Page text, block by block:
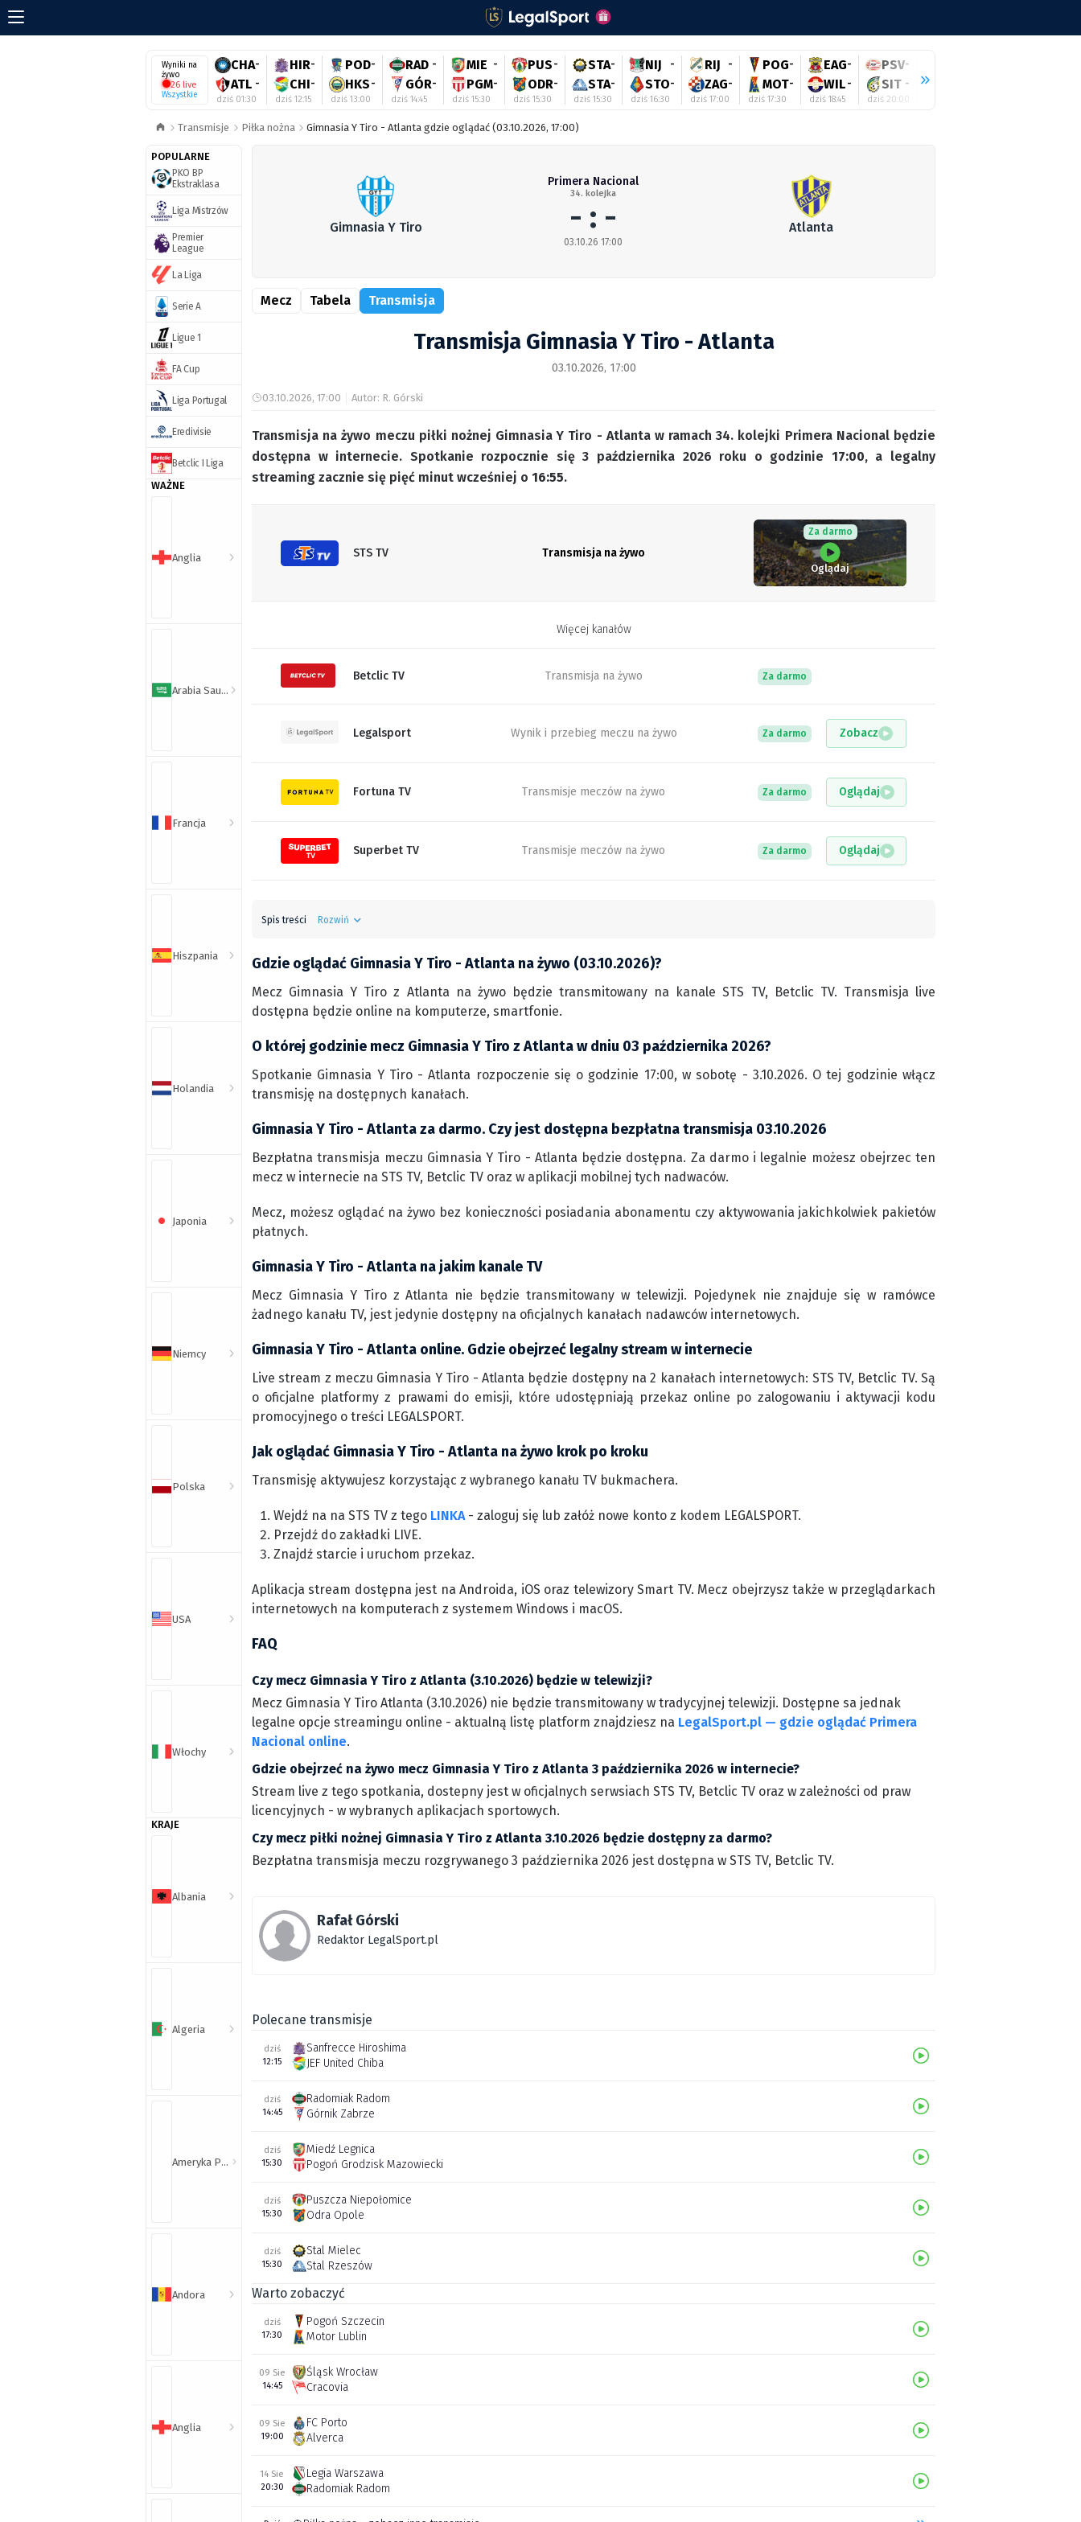
Wyniki na
żywo
26 live
Wszystkie
CHA-
ATL -
dziś 01:30
HIR-
CHI-
dziś 12:15
POD-
HKS-
dziś 13:00
RAD -
GÓR-
dziś 14:45
MIE -
PGM-
dziś 15:30
PUS-
ODR-
dziś 15:30
STA-
STA-
dziś 15:30
NIJ -
STO-
dziś 16:30
RIJ -
ZAG-
dziś 17:00
POG-
MOT-
dziś 17:30
EAG-
WIL-
dziś 18:45
PSV-
SIT -
dziś 20:00
Transmisje Piłka nożna Gimnasia Y Tiro - Atlanta gdzie oglądać (03.10.2026, 17:00)
POPULARNE
PKO BP
Ekstraklasa
Liga Mistrzów
Premier
League
La Liga
Serie A
Ligue 1
FA Cup
Liga Portugal
Eredivisie
Betclic I Liga
WAŻNE
Anglia
Arabia Saudyjska
Francja
Hiszpania
Holandia
Japonia
Niemcy
Polska
USA
Włochy
KRAJE
Albania
Algeria
Ameryka Północna i Południowa
Andora
Anglia
Gimnasia Y Tiro
Primera Nacional
34. kolejka
- : -
03.10.26 17:00
Atlanta
Mecz Tabela Transmisja
Transmisja Gimnasia Y Tiro - Atlanta
03.10.2026, 17:00
03.10.2026, 17:00 Autor: R. Górski
Transmisja na żywo meczu piłki nożnej Gimnasia Y Tiro - Atlanta w ramach 34. kolejki Primera Nacional będzie
dostępna w internecie. Spotkanie rozpocznie się 3 października 2026 roku o godzinie 17:00, a legalny
streaming zacznie się pięć minut wcześniej o 16:55.
STS TV Transmisja na żywo
Za darmo
Oglądaj
Więcej kanałów
Betclic TV Transmisja na żywo Za darmo
Legalsport Wynik i przebieg meczu na żywo Za darmo Zobacz
Fortuna TV Transmisje meczów na żywo Za darmo Oglądaj
Superbet TV Transmisje meczów na żywo Za darmo Oglądaj
Spis treści Rozwiń
Gdzie oglądać Gimnasia Y Tiro - Atlanta na żywo (03.10.2026)?
Mecz Gimnasia Y Tiro z Atlanta na żywo będzie transmitowany na kanale STS TV, Betclic TV. Transmisja live
dostępna będzie online na komputerze, smartfonie.
O której godzinie mecz Gimnasia Y Tiro z Atlanta w dniu 03 października 2026?
Spotkanie Gimnasia Y Tiro - Atlanta rozpoczenie się o godzinie 17:00, w sobotę - 3.10.2026. O tej godzinie włącz
transmisję na dostępnych kanałach.
Gimnasia Y Tiro - Atlanta za darmo. Czy jest dostępna bezpłatna transmisja 03.10.2026
Bezpłatna transmisja meczu Gimnasia Y Tiro - Atlanta będzie dostępna. Za darmo i legalnie możesz obejrzec ten
mecz w internecie na STS TV, Betclic TV oraz w aplikacji mobilnej tych nadwaców.
Mecz, możesz oglądać na żywo bez konieczności posiadania abonamentu czy aktywowania jakichkolwiek pakietów
płatnych.
Gimnasia Y Tiro - Atlanta na jakim kanale TV
Mecz Gimnasia Y Tiro z Atlanta nie będzie transmitowany w telewizji. Pojedynek nie znajduje się w ramówce
żadnego kanału TV, jest jedynie dostępny na oficjalnych kanałach nadawców internetowych.
Gimnasia Y Tiro - Atlanta online. Gdzie obejrzeć legalny stream w internecie
Live stream z meczu Gimnasia Y Tiro - Atlanta będzie dostępny na 2 kanałach internetowych: STS TV, Betclic TV. Są
o oficjalne platformy z prawami do emisji, które udostępniają przekaz online po zalogowaniu i aktywacji kodu
promocyjnego o treści LEGALSPORT.
Jak oglądać Gimnasia Y Tiro - Atlanta na żywo krok po kroku
Transmisję aktywujesz korzystając z wybranego kanału TV bukmachera.
Wejdź na na STS TV z tego LINKA- zaloguj się lub załóż nowe konto z kodem LEGALSPORT.
Przejdź do zakładki LIVE.
Znajdź starcie i uruchom przekaz.
Aplikacja stream dostępna jest na Androida, iOS oraz telewizory Smart TV. Mecz obejrzysz także w przeglądarkach
internetowych na komputerach z systemem Windows i macOS.
FAQ
Czy mecz Gimnasia Y Tiro z Atlanta (3.10.2026) będzie w telewizji?
Mecz Gimnasia Y Tiro Atlanta (3.10.2026) nie będzie transmitowany w tradycyjnej telewizji. Dostępne sa jednak
legalne opcje streamingu online - aktualną listę platform znajdziesz na LegalSport.pl — gdzie oglądać Primera
Nacional online.
Gdzie obejrzeć na żywo mecz Gimnasia Y Tiro z Atlanta 3 października 2026 w internecie?
Stream live z tego spotkania, dostepny jest w oficjalnych serwsiach STS TV, Betclic TV oraz w zależności od praw
licencyjnych - w wybranych aplikacjach sportowych.
Czy mecz piłki nożnej Gimnasia Y Tiro z Atlanta 3.10.2026 będzie dostępny za darmo?
Bezpłatna transmisja meczu rozgrywanego 3 października 2026 jest dostępna w STS TV, Betclic TV.
Rafał Górski
Redaktor LegalSport.pl
Polecane transmisje
dziś
12:15
Sanfrecce Hiroshima
JEF United Chiba
dziś
14:45
Radomiak Radom
Górnik Zabrze
dziś
15:30
Miedź Legnica
Pogoń Grodzisk Mazowiecki
dziś
15:30
Puszcza Niepołomice
Odra Opole
dziś
15:30
Stal Mielec
Stal Rzeszów
Warto zobaczyć
dziś
17:30
Pogoń Szczecin
Motor Lublin
09 Sie
14:45
Śląsk Wrocław
Cracovia
09 Sie
19:00
FC Porto
Alverca
14 Sie
20:30
Legia Warszawa
Radomiak Radom